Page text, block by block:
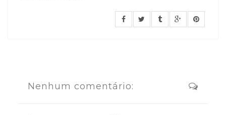
Nenhum comentário: